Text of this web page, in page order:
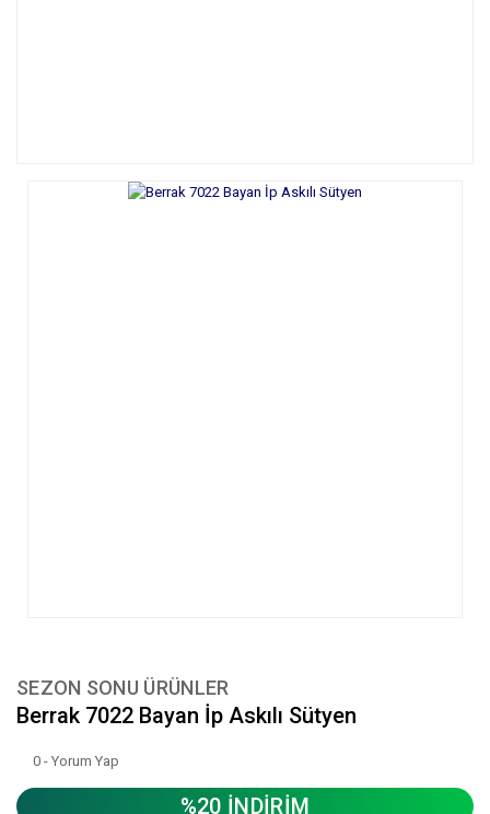
SEZON SONU ÜRÜNLER
Berrak 7022 Bayan İp Askılı Sütyen
0 - Yorum Yap
%20 İNDİRİM